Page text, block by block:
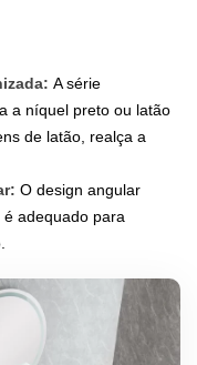
A série
a níquel preto ou latão
de latão, realça a
O design angular
adequado para